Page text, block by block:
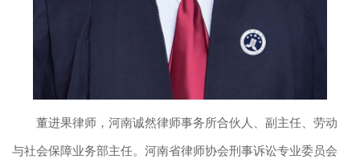
董进果律师，河南诚然律师事务所合伙人、副主任、劳动
与社会保障业务部主任。河南省律师协会刑事诉讼专业委员会